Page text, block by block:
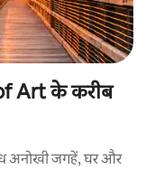
Art के करीब
अनोखी जगहें, घर और